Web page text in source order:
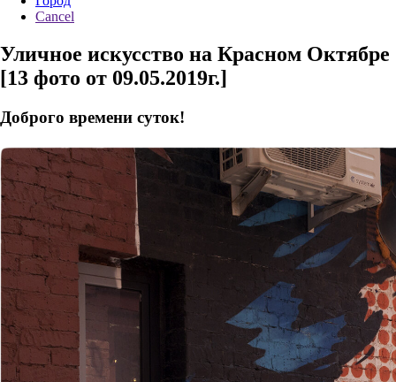
Cancel
Уличное искусство на Красном Октябре
[13 фото от 09.05.2019г.]
Доброго времени суток!